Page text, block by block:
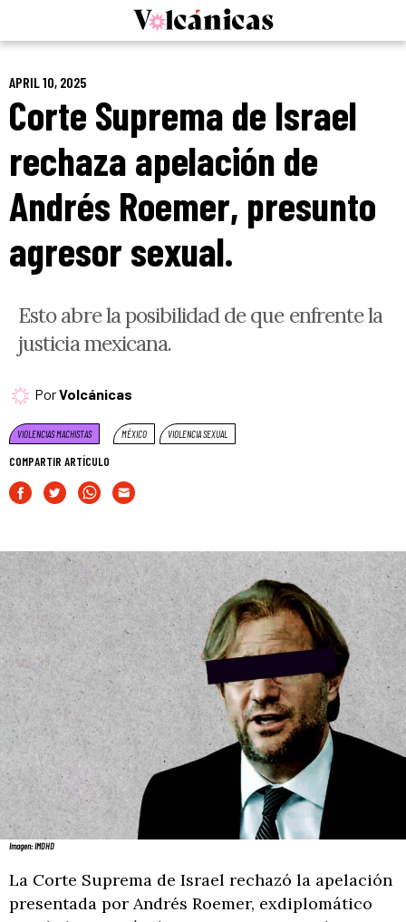
APRIL 10, 2025
Corte Suprema de Israel
rechaza apelación de
Andrés Roemer, presunto
agresor sexual.
Esto abre la posibilidad de que enfrente la
justicia mexicana.
PorVolcánicas
VIOLENCIAS MACHISTAS MÉXICO VIOLENCIA SEXUAL
COMPARTIR ARTÍCULO
Imagen: IMDHD
La Corte Suprema de Israel rechazó la apelación
presentada por Andrés Roemer, exdiplomático